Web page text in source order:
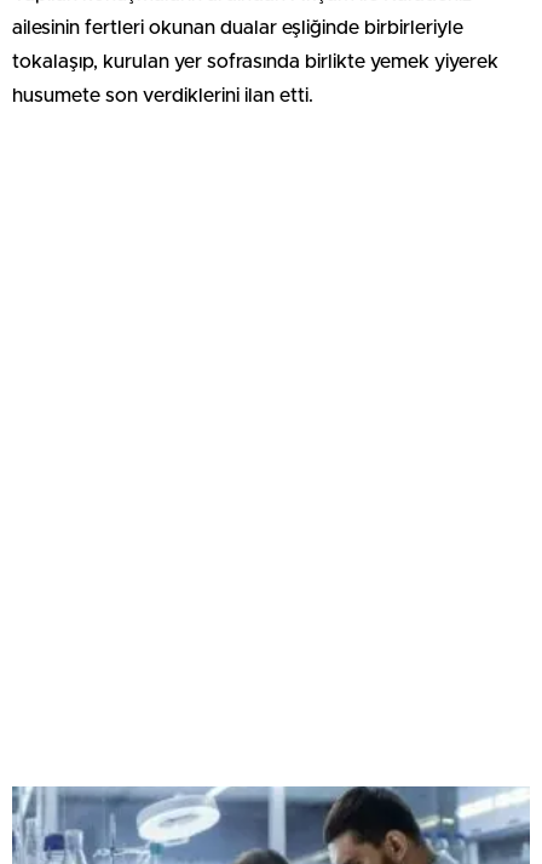
ailesinin fertleri okunan dualar eşliğinde birbirleriyle
tokalaşıp, kurulan yer sofrasında birlikte yemek yiyerek
husumete son verdiklerini ilan etti.